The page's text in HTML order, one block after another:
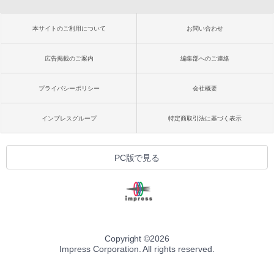
本サイトのご利用について お問い合わせ
広告掲載のご案内 編集部へのご連絡
プライバシーポリシー 会社概要
インプレスグループ 特定商取引法に基づく表示
PC版で見る
Copyright ©2026
Impress Corporation. All rights reserved.